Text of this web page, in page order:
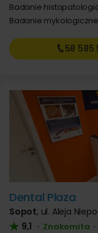
Badanie
Badanie mykologiczne
58 585
Dental Plaza
Sopot, ul. Aleja
9,1 • Znakomita •